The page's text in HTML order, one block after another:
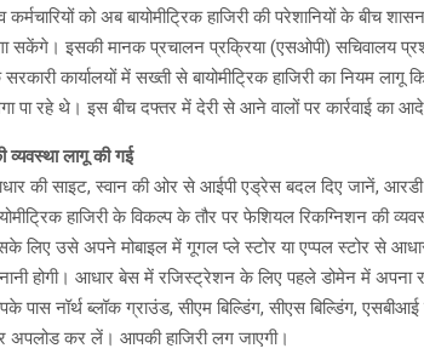
को अब बायोमीट्रिक हाजिरी की परेशानियों के बीच
सकेंगे। इसकी मानक प्रचालन प्रक्रिया (एसओपी) सचिवालय
कार्यालयों में सख्ती से बायोमीट्रिक हाजिरी का नियम
पा रहे थे। इस बीच दफ्तर में देरी से आने वालों पर कार्रवाई का
लागू की गई
की साइट, स्वान की ओर से आईपी एड्रेस बदल दिए जानें, आरडी
हाजिरी के विकल्प के तौर पर फेशियल रिकग्निशन की
लिए उसे अपने मोबाइल में गूगल प्ले स्टोर या एप्पल स्टोर से
होगी। आधार बेस में रजिस्ट्रेशन के लिए पहले डोमेन में
नॉर्थ ब्लॉक ग्राउंड, सीएम बिल्डिंग, सीएस बिल्डिंग,
अपलोड कर लें। आपकी हाजिरी लग जाएगी।